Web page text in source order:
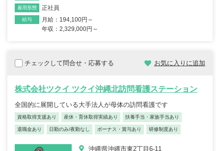
雇用形態 正社員
給与
月給：194,100円～
年収：2,329,000円～
チェックして問合せ・応募する お気に入りに追加
株式会社ツクイ ツクイ沖縄北訪問看護ステーション
全国的に展開している大手法人が母体の訪問看護です
資格取得支援あり 産休・育休取得実績あり 扶養手当・家族手当あり
退職金あり 日勤のみ/夜勤なし ボーナス・賞与あり 研修制度あり
沖縄県沖縄市東2丁目6-11